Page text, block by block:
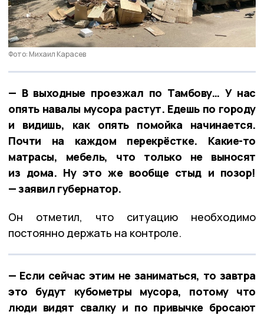
Фото: Михаил Карасев
— В выходные проезжал по Тамбову… У нас
опять навалы мусора растут. Едешь по городу
и видишь, как опять помойка начинается.
Почти на каждом перекрёстке. Какие-то
матрасы, мебель, что только не выносят
из дома. Ну это же вообще стыд и позор!
— заявил губернатор.
Он отметил, что ситуацию необходимо
постоянно держать на контроле.
— Если сейчас этим не заниматься, то завтра
это будут кубометры мусора, потому что
люди видят свалку и по привычке бросают